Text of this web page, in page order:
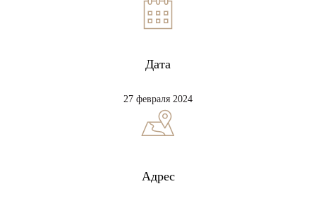
Дата
27 февраля 2024
Адрес